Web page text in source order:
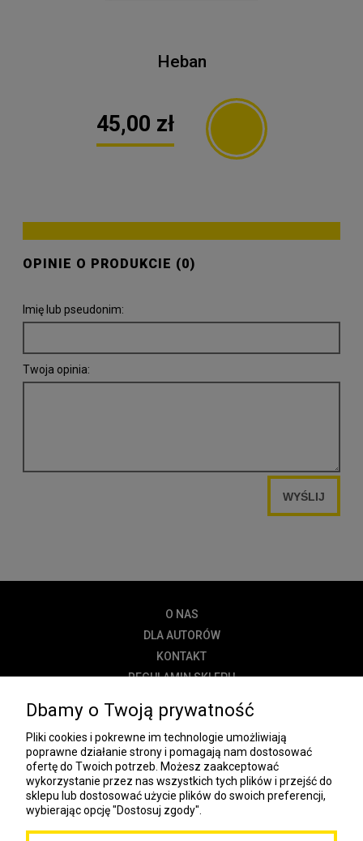
Heban
45,00 zł
OPINIE O PRODUKCIE (0)
Imię lub pseudonim:
Twoja opinia:
WYŚLIJ
O NAS
DLA AUTORÓW
KONTAKT
REGULAMIN SKLEPU
DOSTAWA
PŁATNOŚĆ
NEWSLETTER
COOKIES
Dbamy o Twoją prywatność
Pliki cookies i pokrewne im technologie umożliwiają
poprawne działanie strony i pomagają nam dostosować
ofertę do Twoich potrzeb. Możesz zaakceptować
wykorzystanie przez nas wszystkich tych plików i przejść do
sklepu lub dostosować użycie plików do swoich preferencji,
wybierając opcję "Dostosuj zgody".